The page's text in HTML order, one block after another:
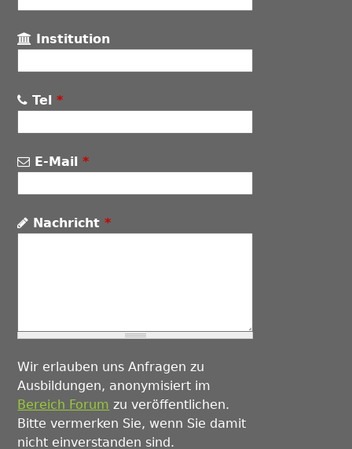
Institution
Tel*
E-Mail*
Nachricht*
Wir erlauben uns Anfragen zu
Ausbildungen, anonymisiert im
Bereich Forum zu veröffentlichen.
Bitte vermerken Sie, wenn Sie damit
nicht einverstanden sind.